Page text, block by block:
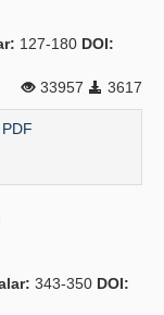
127-180 DOI:
33957
3617
PDF
343-350 DOI: